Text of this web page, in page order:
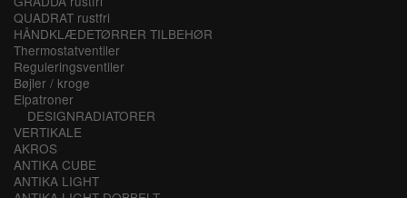
QUADRAT rustfri
HÅNDKLÆDETØRRER TILBEHØR
Thermostatventiler
Reguleringsventiler
Bøjler / kroge
Elpatroner
DESIGNRADIATORER
VERTIKALE
AKROS
ANTIKA CUBE
ANTIKA LIGHT